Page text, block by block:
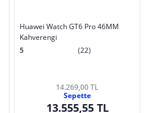
Huawei Watch GT6 Pro 46MM
Kahverengi
5
(22)
14.269,00 TL
Sepette
13.555,55 TL